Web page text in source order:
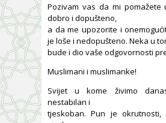
Pozivam vas da mi pomažete
dobro i dopušteno,
a da me upozorite i
je loše i nedopušteno. Neka u
bude i dio vaše odgovornosti
Muslimani i muslimanke!
Svijet u kome živimo
nestabilan i
tjeskoban. Pun je okrutnosti,